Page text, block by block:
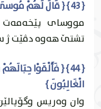
{ 43 } { قَالَ لَهُمْ مُوسَىٰ أَلْقُوا مَا أَنْتُمْ مُلْقُونَ }
مووساى پێخه‌مه‌ت
تشتێ هه‌وه‌ دڤێت ژ
{ 44 } { فَأَلْقَوْا
الْغَالِبُونَ }
وان وه‌ريس